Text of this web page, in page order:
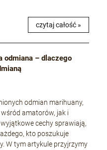
czytaj całość »
odmiana – dlaczego
odmian marihuany,
amatorów, jak i
cechy sprawiają,
kto poszukuje
W tym artykule przyjrzymy